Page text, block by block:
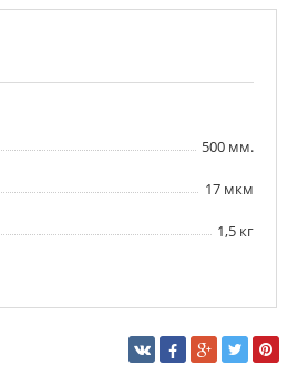
500 мм.
17 мкм
1,5 кг